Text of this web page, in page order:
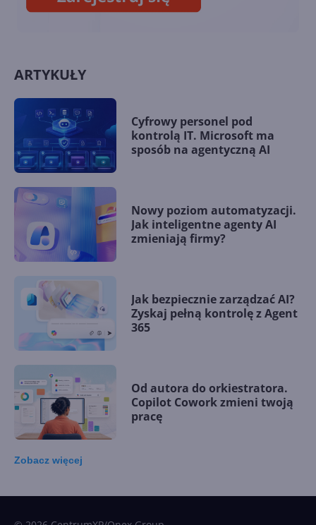
ARTYKUŁY
Cyfrowy personel pod
kontrolą IT. Microsoft ma
sposób na agentyczną AI
Nowy poziom automatyzacji.
Jak inteligentne agenty AI
zmieniają firmy?
Jak bezpiecznie zarządzać AI?
Zyskaj pełną kontrolę z Agent
365
Od autora do orkiestratora.
Copilot Cowork zmieni twoją
pracę
Zobacz więcej